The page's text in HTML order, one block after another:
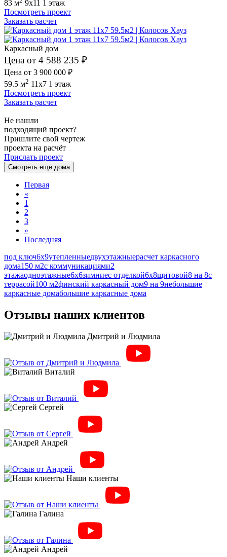
83 м 9x11 1 этаж
Посмотреть проект
Заказать расчет
Каркасный дом
Цена от 4 588 235 ₽
Цена от 3 900 000 ₽
59.5 м2 11x7 1 этаж
Посмотреть проект
Заказать расчет
Не нашли
подходящий проект?
Пришлите свой чертеж
проекта на расчёт
Прислать проект
Смотреть еще дома
Первая
«
1
2
3
»
Последняя
под ключ6х9утепленныедвухэтажныерасчет каркасного
дома150 м2с коммуникациями2
этажаодноэтажные6х6зимниес отделкой6х8щитовой8 на 8с
террасой100 м2финский каркасный дом9 на 9небольшие
каркасные домабольшие каркасные дома
Отзывы наших клиентов
Дмитрий и Людмила
Виталий
Сергей
Андрей
Наши клиенты
Галина
Андрей